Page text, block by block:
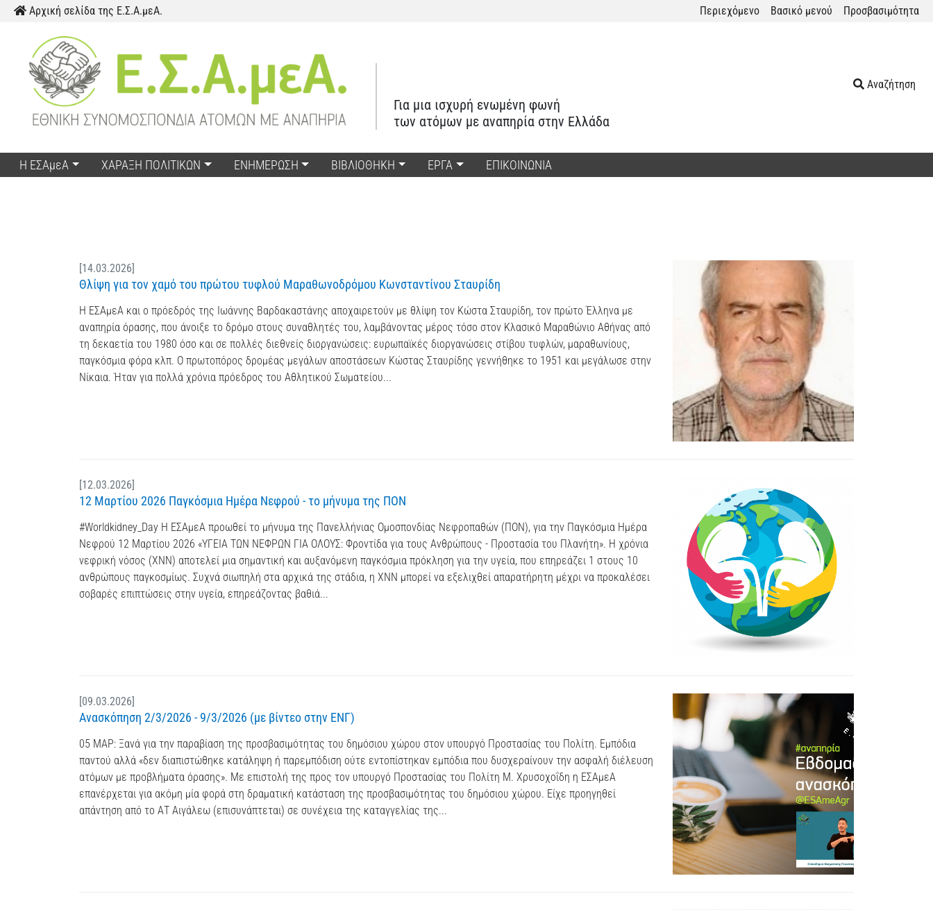
Παράκαμψη προς το περιεχόμενο
Αρχική σελίδα της Ε.Σ.Α.μεΑ. Περιεχόμενο Βασικό μενού Προσβασιμότητα
Για μια ισχυρή ενωμένη φωνή
των ατόμων με αναπηρία στην Ελλάδα
Αναζήτηση
Η ΕΣΑμεΑ ΧΑΡΑΞΗ ΠΟΛΙΤΙΚΩΝ ΕΝΗΜΕΡΩΣΗ ΒΙΒΛΙΟΘΗΚΗ ΕΡΓΑ ΕΠΙΚΟΙΝΩΝΙΑ
[14.03.2026]
Θλίψη για τον χαμό του πρώτου τυφλού Μαραθωνοδρόμου Κωνσταντίνου Σταυρίδη
Η ΕΣΑμεΑ και ο πρόεδρός της Ιωάννης Βαρδακαστάνης αποχαιρετούν με θλίψη τον Κώστα Σταυρίδη, τον πρώτο Έλληνα με
αναπηρία όρασης, που άνοιξε το δρόμο στους συναθλητές του, λαμβάνοντας μέρος τόσο στον Κλασικό Μαραθώνιο Αθήνας από
τη δεκαετία του 1980 όσο και σε πολλές διεθνείς διοργανώσεις: ευρωπαϊκές διοργανώσεις στίβου τυφλών, μαραθωνίους,
παγκόσμια φόρα κλπ. Ο πρωτοπόρος δρομέας μεγάλων αποστάσεων Κώστας Σταυρίδης γεννήθηκε το 1951 και μεγάλωσε στην
Νίκαια. Ήταν για πολλά χρόνια πρόεδρος του Αθλητικού Σωματείου...
[12.03.2026]
12 Μαρτίου 2026 Παγκόσμια Ημέρα Νεφρού - το μήνυμα της ΠΟΝ
#Worldkidney_Day Η ΕΣΑμεΑ προωθεί το μήνυμα της Πανελλήνιας Ομοσπονδίας Νεφροπαθών (ΠΟΝ), για την Παγκόσμια Ημέρα
Νεφρού 12 Μαρτίου 2026 «ΥΓΕΙΑ ΤΩΝ ΝΕΦΡΩΝ ΓΙΑ ΟΛΟΥΣ: Φροντίδα για τους Ανθρώπους - Προστασία του Πλανήτη». Η χρόνια
νεφρική νόσος (ΧΝΝ) αποτελεί μια σημαντική και αυξανόμενη παγκόσμια πρόκληση για την υγεία, που επηρεάζει 1 στους 10
ανθρώπους παγκοσμίως. Συχνά σιωπηλή στα αρχικά της στάδια, η ΧΝΝ μπορεί να εξελιχθεί απαρατήρητη μέχρι να προκαλέσει
σοβαρές επιπτώσεις στην υγεία, επηρεάζοντας βαθιά...
[09.03.2026]
Ανασκόπηση 2/3/2026 - 9/3/2026 (με βίντεο στην ΕΝΓ)
05 ΜΑΡ: Ξανά για την παραβίαση της προσβασιμότητας του δημόσιου χώρου στον υπουργό Προστασίας του Πολίτη. Εμπόδια
παντού αλλά «δεν διαπιστώθηκε κατάληψη ή παρεμπόδιση ούτε εντοπίστηκαν εμπόδια που δυσχεραίνουν την ασφαλή διέλευση
ατόμων με προβλήματα όρασης». Με επιστολή της προς τον υπουργό Προστασίας του Πολίτη Μ. Χρυσοχοΐδη η ΕΣΑμεΑ
επανέρχεται για ακόμη μία φορά στη δραματική κατάσταση της προσβασιμότητας του δημόσιου χώρου. Είχε προηγηθεί
απάντηση από το ΑΤ Αιγάλεω (επισυνάπτεται) σε συνέχεια της καταγγελίας της...